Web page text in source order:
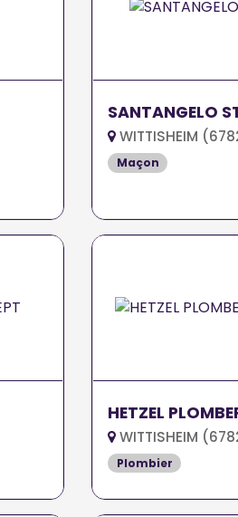
SANTANGELO
WITTISHEIM
Maçon
HETZEL
WITTISHEIM
Plombier